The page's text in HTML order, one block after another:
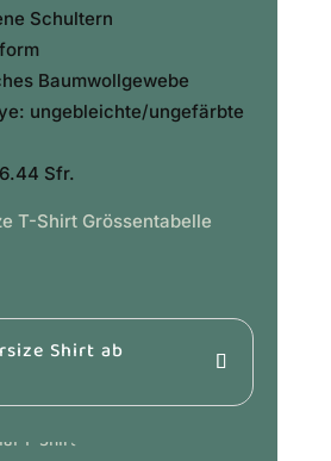
Schultern
Baumwollgewebe
ungebleichte/ungefärbte
Sfr.
T-Shirt Grössentabelle
Shirt ab